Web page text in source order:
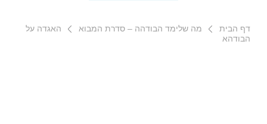
דף הבית מה שלימד הבודהה – סדרת המבוא
האגדה על
הבודהא